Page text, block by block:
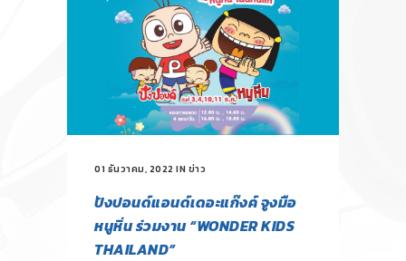
01 ธันวาคม, 2022 IN ข่าว
ปังปอนด์แอนด์เดอะแก๊งค์ จูงมือ
หนูหิ่น ร่วมงาน “WONDER KIDS
THAILAND”